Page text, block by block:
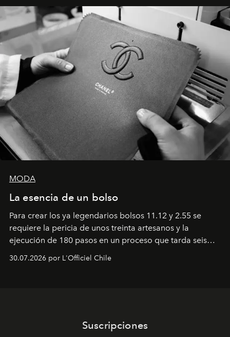
MODA
La esencia de un bolso
Para crear los ya legendarios bolsos 11.12 y 2.55 se
requiere la pericia de unos treinta artesanos y la
ejecución de 180 pasos en un proceso que tarda seis
semanas. Los expertos ponen en práctica una técnica
que se enseña solamente en la escuela de formación de
30.07.2026 por L'Officiel Chile
Suscripciones